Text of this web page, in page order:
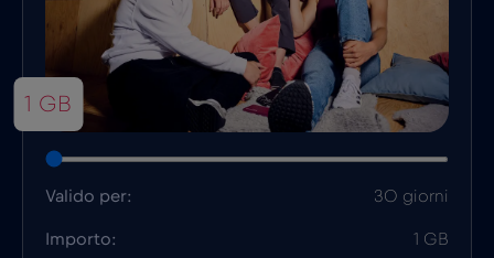
1 GB
Valido per: 30 giorni
Importo: 1 GB